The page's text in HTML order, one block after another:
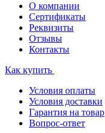
О компании
Сертификаты
Реквизиты
Отзывы
Контакты
Как купить
Условия оплаты
Условия доставки
Гарантия на товар
Вопрос-ответ